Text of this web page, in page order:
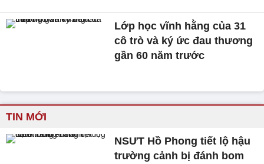
Lớp học vĩnh hằng của 31
cô trò và ký ức đau thương
gần 60 năm trước
TIN MỚI
NSƯT Hồ Phong tiết lộ hậu
trường cảnh bị đánh bom